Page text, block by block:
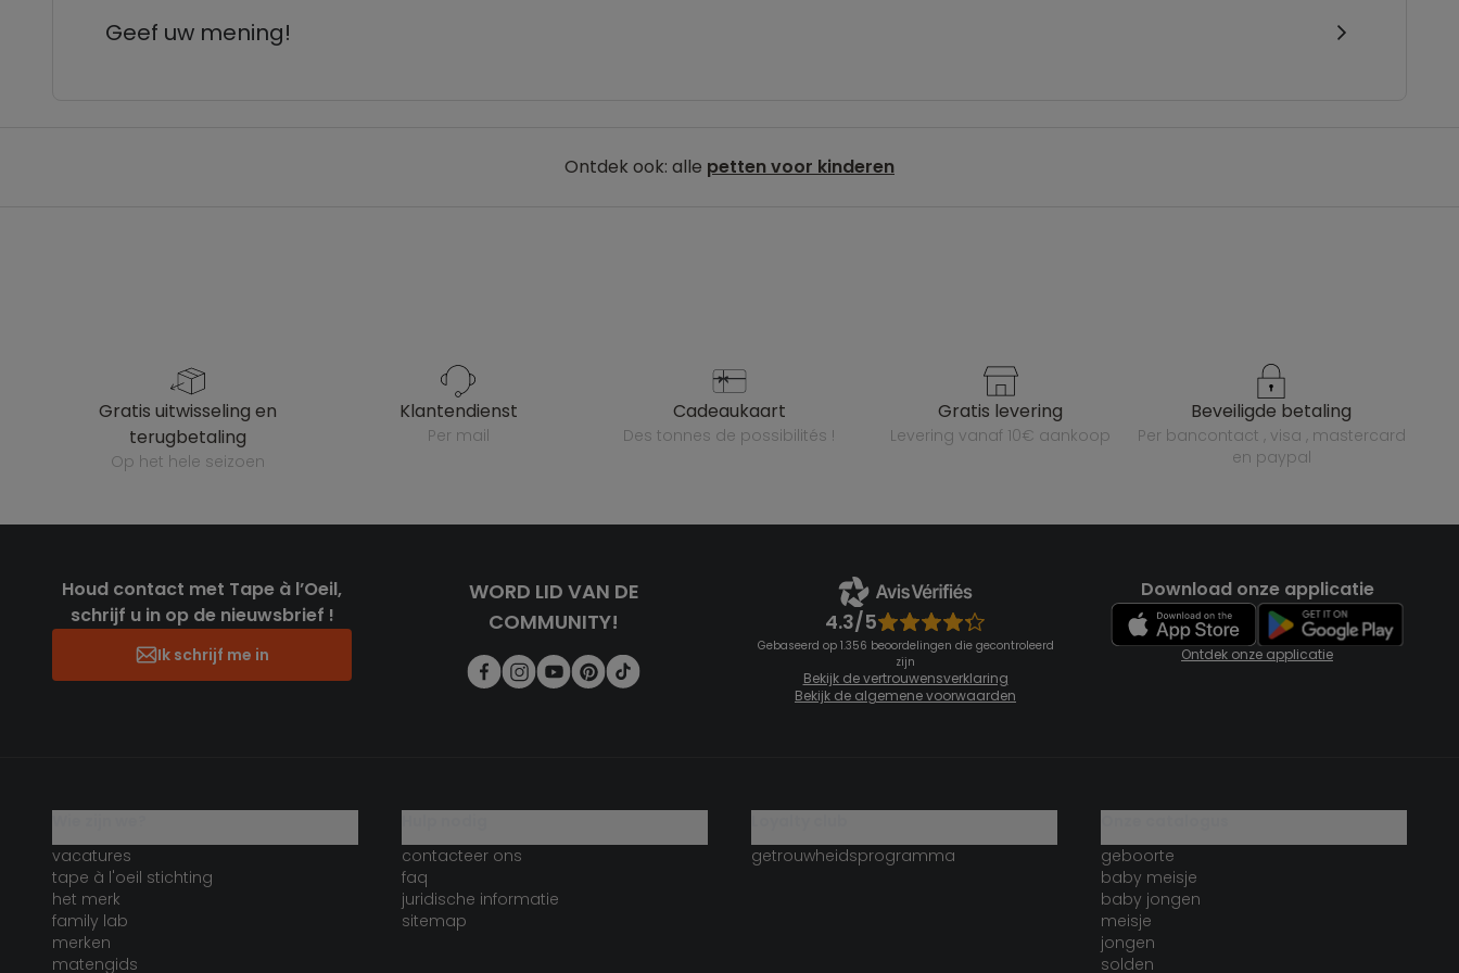
Geef uw mening!
Ontdek ook: alle petten voor kinderen
gratis uitwisseling en
terugbetaling
op het hele seizoen
klantendienst
per mail
cadeaukaart
des tonnes de possibilités !
gratis levering
levering vanaf 10€ aankoop
beveiligde betaling
per bancontact , visa , mastercard
en paypal
Houd contact met Tape à l’Oeil,
schrijf u in op de nieuwsbrief !
Ik schrijf me in
WORD LID VAN DE
COMMUNITY!
4.3/5
Gebaseerd op 1.356 beoordelingen die gecontroleerd
zijn
Bekijk de vertrouwensverklaring
Bekijk de algemene voorwaarden
Download onze applicatie
Ontdek onze applicatie
vacatures
tape à l'oeil stichting
het merk
family lab
merken
matengids
contacteer ons
faq
juridische informatie
sitemap
getrouwheidsprogramma
geboorte
baby meisje
baby jongen
meisje
jongen
solden